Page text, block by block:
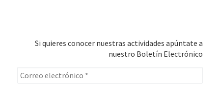
Si quieres conocer nuestras actividades apúntate a
nuestro Boletín Electrónico